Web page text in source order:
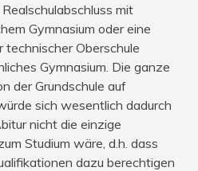
mit
Gymnasium oder eine
technischer Oberschule
Gymnasium. Die ganze
der Grundschule auf
sich wesentlich dadurch
nicht die einzige
Studium wäre, d.h. dass
dazu berechtigen